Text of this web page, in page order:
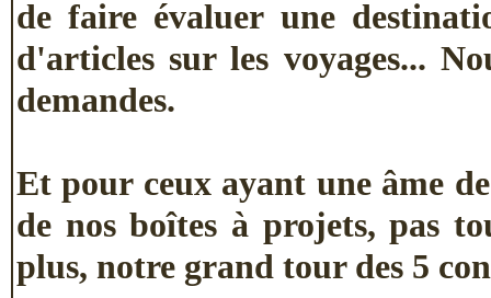
de faire évaluer une
d'articles sur les voyages...
demandes.
Et pour ceux ayant une âme
de nos boîtes à projets, pas
plus, notre grand tour des 5